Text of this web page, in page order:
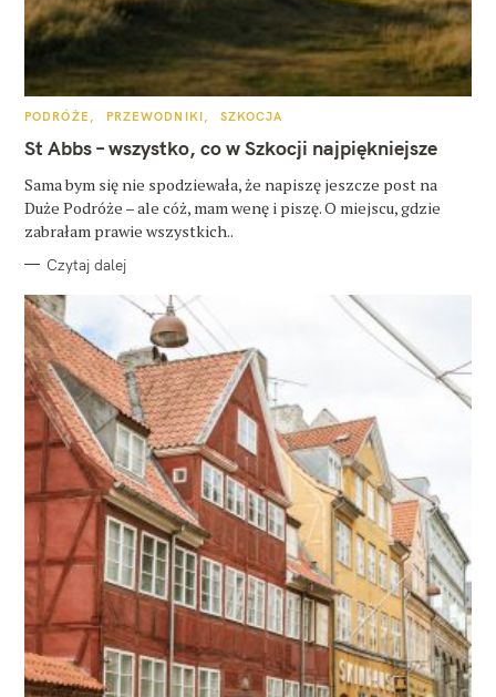
K
T
E
O
R
I
PODRÓŻE PRZEWODNIKI SZKOCJA
St Abbs – wszystko, co w Szkocji najpiękniejsze
Sama bym się nie spodziewała, że napiszę jeszcze post na
Duże Podróże – ale cóż, mam wenę i piszę. O miejscu, gdzie
zabrałam prawie wszystkich..
Czytaj dalej